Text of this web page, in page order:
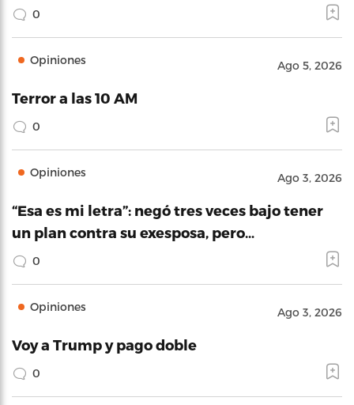
0
Opiniones Ago 5, 2026
Terror a las 10 AM
0
Opiniones Ago 3, 2026
“Esa es mi letra”: negó tres veces bajo tener
un plan contra su exesposa, pero…
0
Opiniones Ago 3, 2026
Voy a Trump y pago doble
0